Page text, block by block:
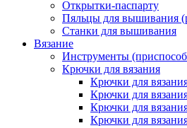
Открытки-паспарту
Пяльцы для вышивания
Станки для вышивания
Вязание
Инструменты
Крючки для вязания
Крючки для
Крючки для
Крючки для
Крючки для